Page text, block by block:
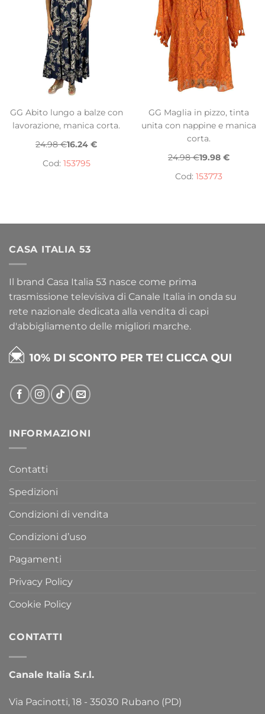
GG Abito lungo a balze con
lavorazione, manica corta.
24.98 €16.24 €
Cod: 153795
GG Maglia in pizzo, tinta
unita con nappine e manica
corta.
24.98 €19.98 €
Cod: 153773
CASA ITALIA 53
Il brand Casa Italia 53 nasce come prima
trasmissione televisiva di Canale Italia in onda su
rete nazionale dedicata alla vendita di capi
d'abbigliamento delle migliori marche.
INFORMAZIONI
Contatti
Spedizioni
Condizioni di vendita
Condizioni d’uso
Pagamenti
Privacy Policy
Cookie Policy
CONTATTI
Canale Italia S.r.l.
Via Pacinotti, 18 - 35030 Rubano (PD)